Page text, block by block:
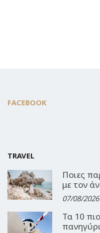
FACEBOOK
TRAVEL
Ποιες
με τον
07/08/2026
Τα 10